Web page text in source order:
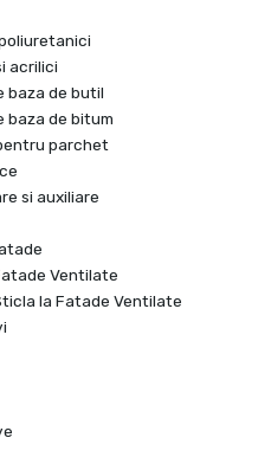
acrilici
baza de butil
baza de bitum
parchet
si auxiliare
Ventilate
la Fatade Ventilate